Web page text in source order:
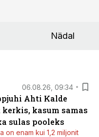
Nädal
06.08.26, 09:34
Ahti Kalde
kasum samas
sulas pooleks
on enam kui 1,2 miljonit